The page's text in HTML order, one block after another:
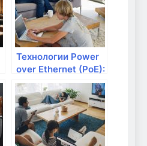
Технологии Power
over Ethernet (PoE):
питание через
сетевой кабель